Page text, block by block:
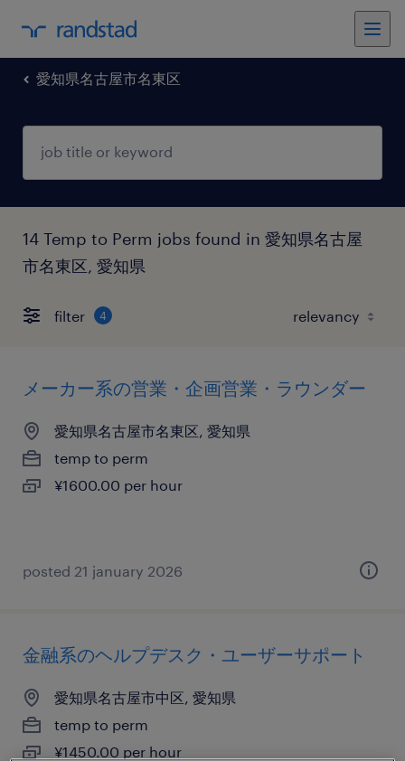
愛知県名古屋市名東区
14 Temp to Perm jobs found in 愛知県名古屋
市名東区, 愛知県
filter 4
メーカー系の営業・企画営業・ラウンダー
愛知県名古屋市名東区, 愛知県
temp to perm
¥1600.00 per hour
posted 21 january 2026
金融系のヘルプデスク・ユーザーサポート
愛知県名古屋市中区, 愛知県
temp to perm
¥1450.00 per hour